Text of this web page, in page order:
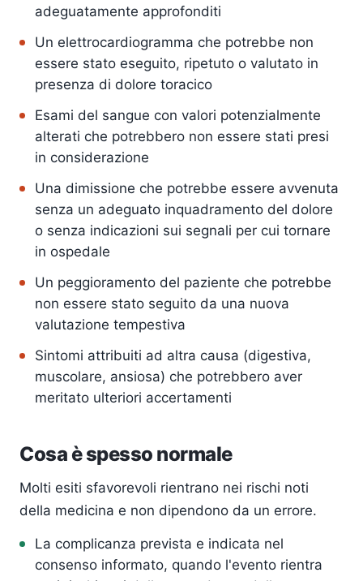
adeguatamente approfonditi
Un elettrocardiogramma che potrebbe non
essere stato eseguito, ripetuto o valutato in
presenza di dolore toracico
Esami del sangue con valori potenzialmente
alterati che potrebbero non essere stati presi
in considerazione
Una dimissione che potrebbe essere avvenuta
senza un adeguato inquadramento del dolore
o senza indicazioni sui segnali per cui tornare
in ospedale
Un peggioramento del paziente che potrebbe
non essere stato seguito da una nuova
valutazione tempestiva
Sintomi attribuiti ad altra causa (digestiva,
muscolare, ansiosa) che potrebbero aver
meritato ulteriori accertamenti
Cosa è spesso normale
Molti esiti sfavorevoli rientrano nei rischi noti
della medicina e non dipendono da un errore.
La complicanza prevista e indicata nel
consenso informato, quando l'evento rientra